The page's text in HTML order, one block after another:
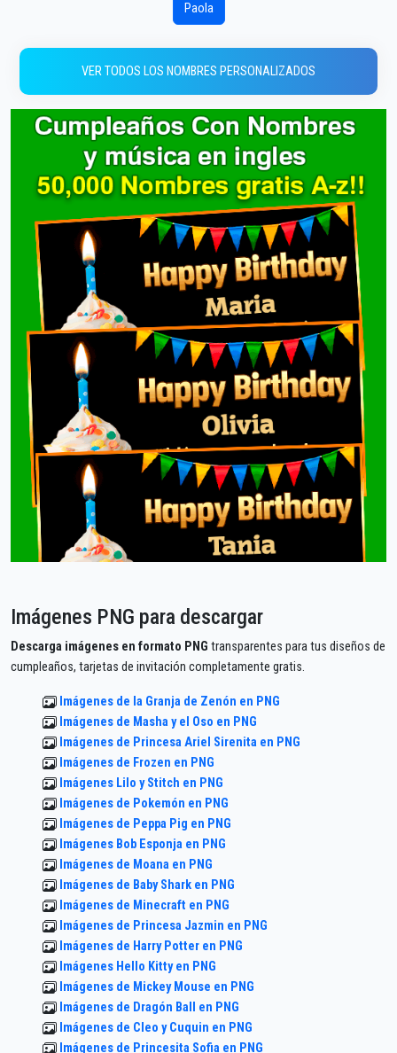
Paola
VER TODOS LOS NOMBRES PERSONALIZADOS
Imágenes PNG para descargar
Descarga imágenes en formato PNG transparentes para tus diseños de
cumpleaños, tarjetas de invitación completamente gratis.
Imágenes de la Granja de Zenón en PNG
Imágenes de Masha y el Oso en PNG
Imágenes de Princesa Ariel Sirenita en PNG
Imágenes de Frozen en PNG
Imágenes Lilo y Stitch en PNG
Imágenes de Pokemón en PNG
Imágenes de Peppa Pig en PNG
Imágenes Bob Esponja en PNG
Imágenes de Moana en PNG
Imágenes de Baby Shark en PNG
Imágenes de Minecraft en PNG
Imágenes de Princesa Jazmin en PNG
Imágenes de Harry Potter en PNG
Imágenes Hello Kitty en PNG
Imágenes de Mickey Mouse en PNG
Imágenes de Dragón Ball en PNG
Imágenes de Cleo y Cuquin en PNG
Imágenes de Princesita Sofia en PNG